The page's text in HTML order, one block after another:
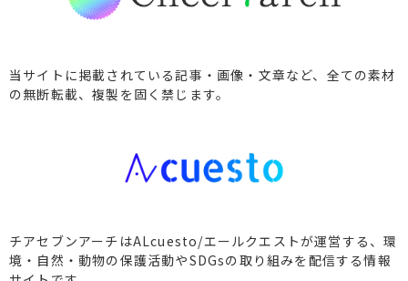
当サイトに掲載されている記事・画像・文章など、全ての素材
の無断転載、複製を固く禁じます。
チアセブンアーチはALcuesto/エールクエストが運営する、環
境・自然・動物の保護活動やSDGsの取り組みを配信する情報